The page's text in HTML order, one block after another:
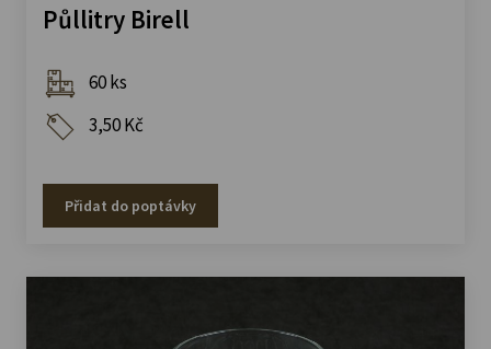
Půllitry Birell
60 ks
3,50 Kč
Přidat do poptávky